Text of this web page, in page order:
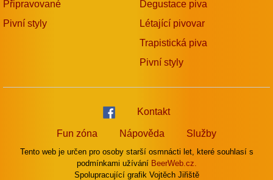
Připravované
Pivní styly
Degustace piva
Létající pivovar
Trapistická piva
Pivní styly
Kontakt
Fun zóna Nápověda Služby
Tento web je určen pro osoby starší osmnácti let, které souhlasí s
podmínkami užívání BeerWeb.cz.
Spolupracující grafik Vojtěch Jiřiště